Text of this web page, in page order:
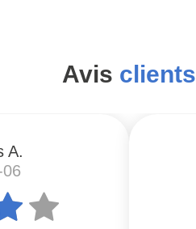
Avis clients
A.